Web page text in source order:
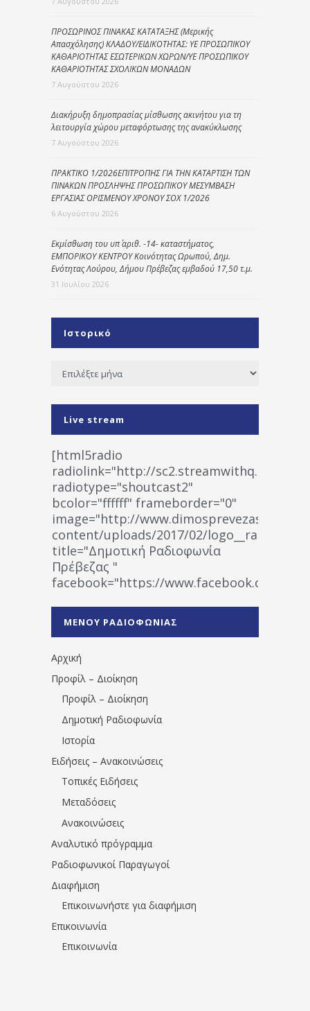
ΠΡΟΣΩΡΙΝΟΣ ΠΙΝΑΚΑΣ ΚΑΤΑΤΑΞΗΣ (Μερικής
Απασχόλησης) ΚΛΑΔΟΥ/ΕΙΔΙΚΟΤΗΤΑΣ: ΥΕ ΠΡΟΣΩΠΙΚΟΥ
ΚΑΘΑΡΙΟΤΗΤΑΣ ΕΣΩΤΕΡΙΚΩΝ ΧΩΡΩΝ/ΥΕ ΠΡΟΣΩΠΙΚΟΥ
ΚΑΘΑΡΙΟΤΗΤΑΣ ΣΧΟΛΙΚΩΝ ΜΟΝΑΔΩΝ
7 Αυγούστου 2026
Διακήρυξη δημοπρασίας μίσθωσης ακινήτου για τη
λειτουργία χώρου μεταφόρτωσης της ανακύκλωσης
7 Αυγούστου 2026
ΠΡΑΚΤΙΚΟ 1/2026ΕΠΙΤΡΟΠΗΣ ΓΙΑ ΤΗΝ ΚΑΤΑΡΤΙΣΗ ΤΩΝ
ΠΙΝΑΚΩΝ ΠΡΟΣΛΗΨΗΣ ΠΡΟΣΩΠΙΚΟΥ ΜΕΣΥΜΒΑΣΗ
ΕΡΓΑΣΙΑΣ ΟΡΙΣΜΕΝΟΥ ΧΡΟΝΟΥ ΣΟΧ 1/2026
6 Αυγούστου 2026
Εκμίσθωση του υπ΄ αριθ. -14- καταστήματος,
ΕΜΠΟΡΙΚΟΥ ΚΕΝΤΡΟΥ Κοινότητας Ωρωπού, Δημ.
Ενότητας Λούρου, Δήμου Πρέβεζας εμβαδού 17,50 τ.μ.
31 Ιουλίου 2026
Ιστορικό
Ιστορικό
Live stream
[html5radio
radiolink="http://
radiotype="shoutcast2"
bcolor="ffffff" frameborder="0"
image="http://www.dimosprevezas.gr/wp-
content/uploads/2017/02/
title="Δημοτική Ραδιοφωνία
Πρέβεζας "
facebook="https://www.facebook.com/
1531194763766854/" artist="" ]
ΜΕΝΟΥ ΡΑΔΙΟΦΩΝΙΑΣ
Αρχική
Προφίλ – Διοίκηση
Προφίλ – Διοίκηση
Δημοτική Ραδιοφωνία
Ιστορία
Ειδήσεις – Ανακοινώσεις
Τοπικές Ειδήσεις
Μεταδόσεις
Ανακοινώσεις
Αναλυτικό πρόγραμμα
Ραδιοφωνικοί Παραγωγοί
Διαφήμιση
Επικοινωνήστε για διαφήμιση
Επικοινωνία
Επικοινωνία